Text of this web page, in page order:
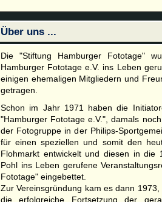
Über uns ...
Die "Stiftung Hamburger Fototage"
Ham­burger Fototage e.V. ins Leben
einigen ehemaligen Mitgliedern und
getragen.
Schon im Jahr 1971 haben die
"Hamburger Fototage e.V.", damals
der Fotogruppe in der Philips-
für einen speziellen und somit den
Flohmarkt entwickelt und diesen in die
Pohl ins Leben gerufene
Fototage" eingebettet.
Zur Vereinsgründung kam es dann
die erfolgreiche Fortsetzung der